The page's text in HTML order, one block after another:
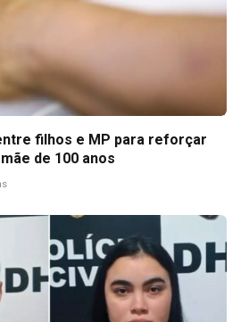
filhos e MP para reforçar
de 100 anos